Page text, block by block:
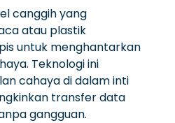
canggih yang
atau plastik
untuk menghantarkan
Teknologi ini
cahaya di dalam inti
transfer data
gangguan.